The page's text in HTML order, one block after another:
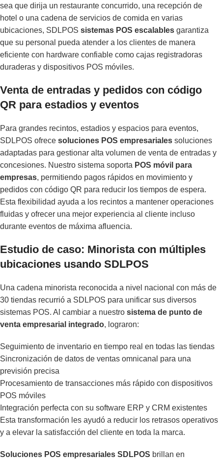
sea que dirija un restaurante concurrido, una recepción de
hotel o una cadena de servicios de comida en varias
ubicaciones, SDLPOS sistemas POS escalables garantiza
que su personal pueda atender a los clientes de manera
eficiente con hardware confiable como cajas registradoras
duraderas y dispositivos POS móviles.
Venta de entradas y pedidos con código
QR para estadios y eventos
Para grandes recintos, estadios y espacios para eventos,
SDLPOS ofrece soluciones POS empresariales soluciones
adaptadas para gestionar alta volumen de venta de entradas y
concesiones. Nuestro sistema soporta POS móvil para
empresas, permitiendo pagos rápidos en movimiento y
pedidos con código QR para reducir los tiempos de espera.
Esta flexibilidad ayuda a los recintos a mantener operaciones
fluidas y ofrecer una mejor experiencia al cliente incluso
durante eventos de máxima afluencia.
Estudio de caso: Minorista con múltiples
ubicaciones usando SDLPOS
Una cadena minorista reconocida a nivel nacional con más de
30 tiendas recurrió a SDLPOS para unificar sus diversos
sistemas POS. Al cambiar a nuestro sistema de punto de
venta empresarial integrado, lograron:
Seguimiento de inventario en tiempo real en todas las tiendas
Sincronización de datos de ventas omnicanal para una
previsión precisa
Procesamiento de transacciones más rápido con dispositivos
POS móviles
Integración perfecta con su software ERP y CRM existentes
Esta transformación les ayudó a reducir los retrasos operativos
y a elevar la satisfacción del cliente en toda la marca.
Soluciones POS empresariales SDLPOS brillan en